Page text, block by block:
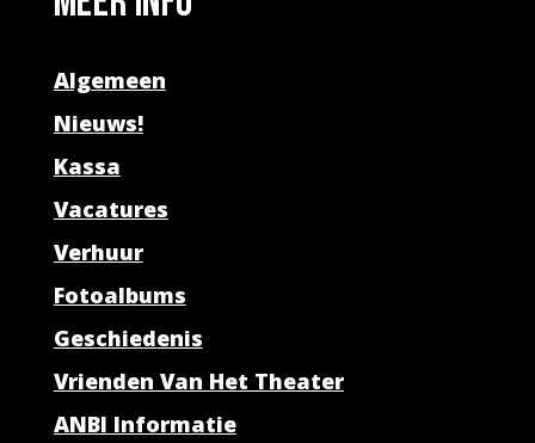
Algemeen
Nieuws!
Kassa
Vacatures
Verhuur
Fotoalbums
Geschiedenis
Vrienden Van Het Theater
ANBI Informatie